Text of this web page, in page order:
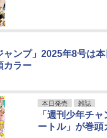
ャンプ」2025年8号は
カラー
本日発売 雑誌
「週刊少年チ
ートル」が巻頭